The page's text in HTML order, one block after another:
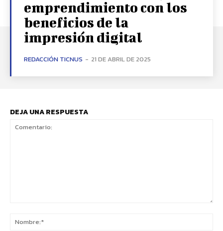
emprendimiento con los
beneficios de la
impresión digital
REDACCIÓN TICNUS - 21 DE ABRIL DE 2025
DEJA UNA RESPUESTA